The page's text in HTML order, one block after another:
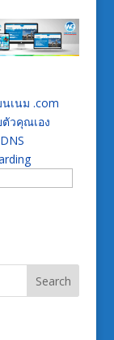
เนม .com
วคุณเอง